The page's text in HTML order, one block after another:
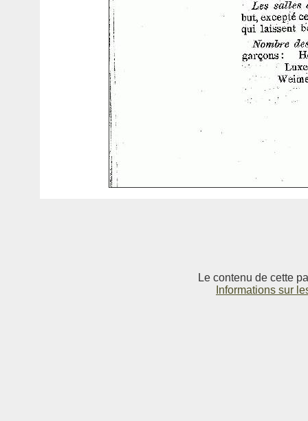
Le contenu de cette
Informations sur